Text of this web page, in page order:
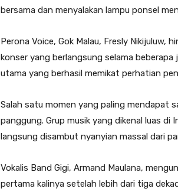
bersama dan menyalakan lampu ponsel
Perona Voice, Gok Malau, Fresly Nikijuluw,
konser yang berlangsung selama
utama yang berhasil memikat perhatian
Salah satu momen yang paling mendapat
panggung. Grup musik yang dikenal luas
langsung disambut nyanyian massal dari
Vokalis Band Gigi, Armand Maulana,
pertama kalinya setelah lebih dari tiga